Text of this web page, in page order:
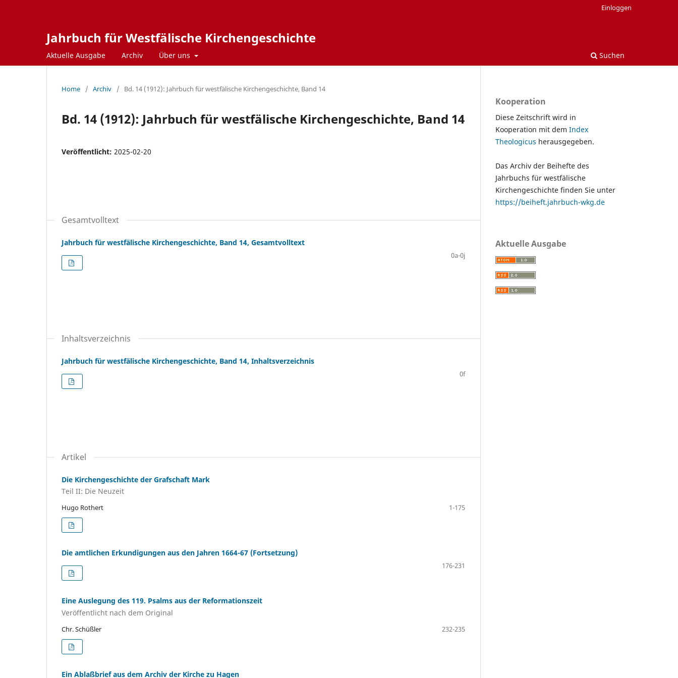
Jahrbuch für Westfälische Kirchengeschichte
Aktuelle Ausgabe Archiv Über uns Suchen
Einloggen
Home / Archiv / Bd. 14 (1912): Jahrbuch für westfälische Kirchengeschichte, Band 14
Bd. 14 (1912): Jahrbuch für westfälische Kirchengeschichte, Band 14
Veröffentlicht: 2025-02-20
Gesamtvolltext
Jahrbuch für westfälische Kirchengeschichte, Band 14, Gesamtvolltext
0a-0j
Inhaltsverzeichnis
Jahrbuch für westfälische Kirchengeschichte, Band 14, Inhaltsverzeichnis
0f
Artikel
Die Kirchengeschichte der Grafschaft Mark
Teil II: Die Neuzeit
Hugo Rothert 1-175
Die amtlichen Erkundigungen aus den Jahren 1664-67 (Fortsetzung)
176-231
Eine Auslegung des 119. Psalms aus der Reformationszeit
Veröffentlicht nach dem Original
Chr. Schüßler 232-235
Ein Ablaßbrief aus dem Archiv der Kirche zu Hagen
Kooperation
Diese Zeitschrift wird in
Kooperation mit dem Index
Theologicus herausgegeben.
Das Archiv der Beihefte des
Jahrbuchs für westfälische
Kirchengeschichte finden Sie unter
https://beiheft.jahrbuch-wkg.de
Aktuelle Ausgabe